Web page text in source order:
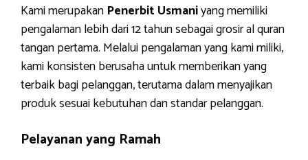
Kami merupakan Penerbit Usmaniyang memiliki
pengalaman lebih dari 12 tahun sebagai grosir al quran
tangan pertama. Melalui pengalaman yang kami miliki,
kami konsisten berusaha untuk memberikan yang
terbaik bagi pelanggan, terutama dalam menyajikan
produk sesuai kebutuhan dan standar pelanggan.
Pelayanan yang Ramah